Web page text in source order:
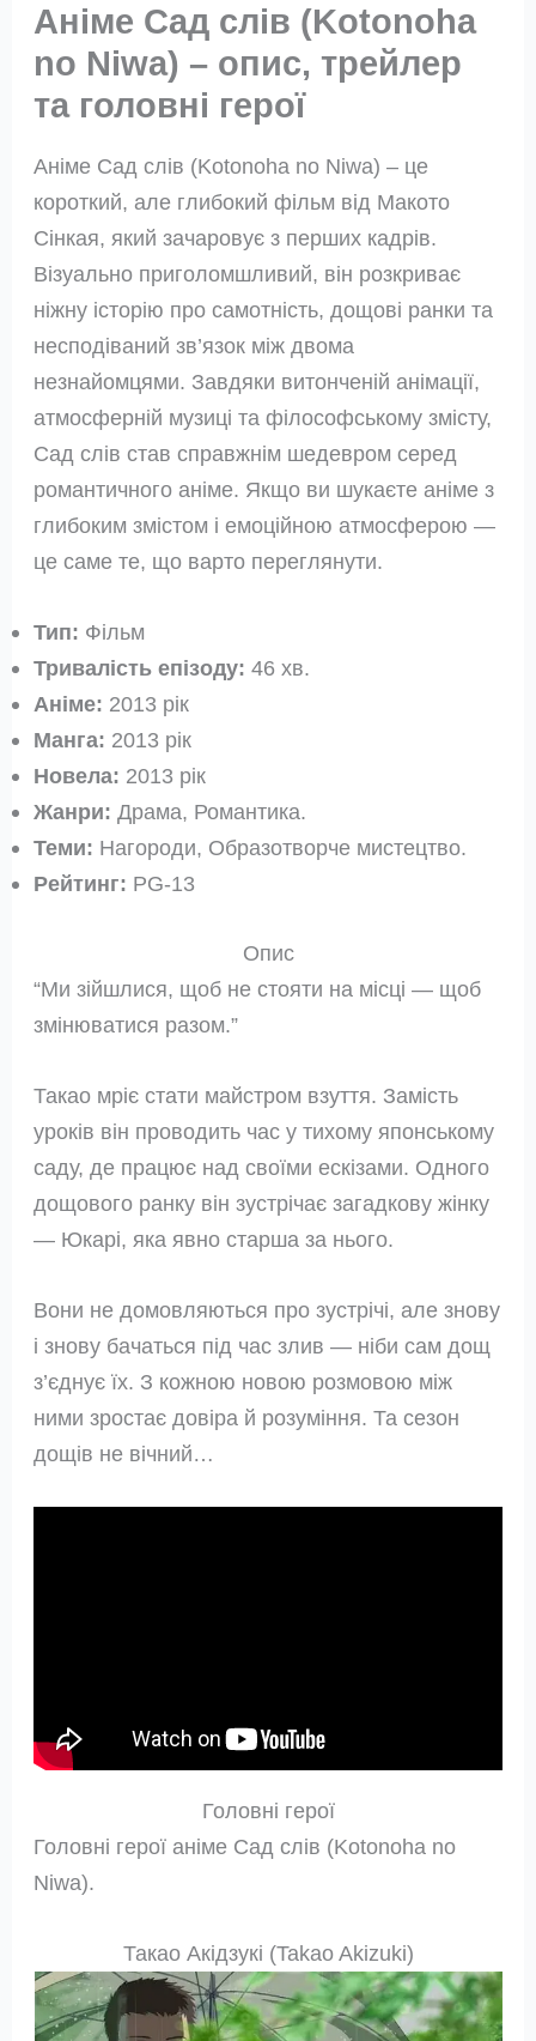
Аніме Сад слів (Kotonoha
no Niwa) – опис, трейлер
та головні герої
Аніме Сад слів (Kotonoha no Niwa) – це
короткий, але глибокий фільм від Макото
Сінкая, який зачаровує з перших кадрів.
Візуально приголомшливий, він розкриває
ніжну історію про самотність, дощові ранки та
несподіваний зв’язок між двома
незнайомцями. Завдяки витонченій анімації,
атмосферній музиці та філософському змісту,
Сад слів став справжнім шедевром серед
романтичного аніме. Якщо ви шукаєте аніме з
глибоким змістом і емоційною атмосферою —
це саме те, що варто переглянути.
Тип: Фільм
Тривалість епізоду: 46 хв.
Аніме: 2013 рік
Манга: 2013 рік
Новела: 2013 рік
Жанри: Драма, Романтика.
Теми: Нагороди, Образотворче мистецтво.
Рейтинг: PG-13
Опис
“Ми зійшлися, щоб не стояти на місці — щоб
змінюватися разом.”
Такао мріє стати майстром взуття. Замість
уроків він проводить час у тихому японському
саду, де працює над своїми ескізами. Одного
дощового ранку він зустрічає загадкову жінку
— Юкарі, яка явно старша за нього.
Вони не домовляються про зустрічі, але знову
і знову бачаться під час злив — ніби сам дощ
з’єднує їх. З кожною новою розмовою між
ними зростає довіра й розуміння. Та сезон
дощів не вічний…
Головні герої
Головні герої аніме Сад слів (Kotonoha no
Niwa).
Такао Акідзукі (Takao Akizuki)